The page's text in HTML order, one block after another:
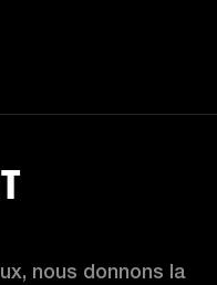
nous donnons la